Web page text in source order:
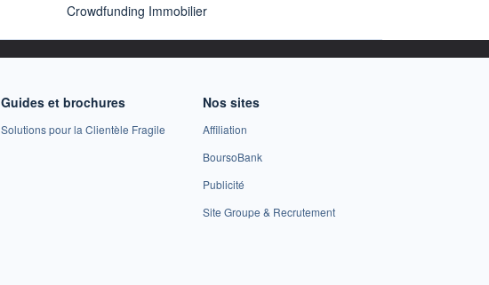
Crowdfunding Immobilier
Guides et brochures
Solutions pour la Clientèle Fragile
Nos sites
Affiliation
BoursoBank
Publicité
Site Groupe & Recrutement